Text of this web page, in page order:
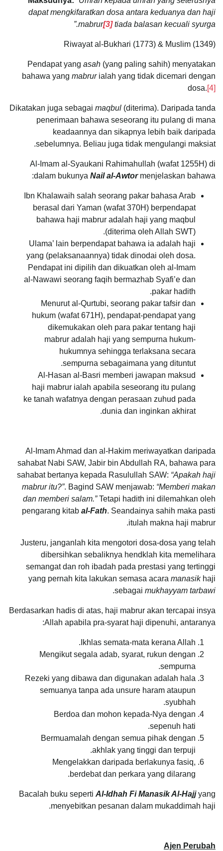
dapat mengkifaratkan dosa antara keduanya dan haji
mabrur[3]tiada balasan kecuali syurga.”
Riwayat al-Bukhari (1773) & Muslim (1349)
Pendapat yang asah (yang paling sahih) menyatakan
bahawa yang mabrurialah yang tidak dicemari dengan
dosa.[4]
Dikatakan juga sebagai maqbul (diterima). Daripada tanda
penerimaan bahawa seseorang itu pulang di mana
keadaannya dan sikapnya lebih baik daripada
sebelumnya. Beliau juga tidak mengulangi maksiat.
Al-Imam al-Syaukani Rahimahullah (wafat 1255H) di
dalam bukunya Nail al-Awtormenjelaskan bahawa:
Ibn Khalawaih salah seorang pakar bahasa Arab
berasal dari Yaman (wafat 370H) berpendapat
bahawa haji mabrur adalah haji yang maqbul
(diterima oleh Allah SWT).
Ulama’ lain berpendapat bahawa ia adalah haji
yang (pelaksanaannya) tidak dinodai oleh dosa.
Pendapat ini dipilih dan dikuatkan oleh al-Imam
al-Nawawi seorang faqih bermazhab Syafi’e dan
pakar hadith.
Menurut al-Qurtubi, seorang pakar tafsir dan
hukum (wafat 671H), pendapat-pendapat yang
dikemukakan oleh para pakar tentang haji
mabrur adalah haji yang sempurna hukum-
hukumnya sehingga terlaksana secara
sempurna sebagaimana yang dituntut.
Al-Hasan al-Basri memberi jawapan maksud
haji mabrur ialah apabila seseorang itu pulang
ke tanah wafatnya dengan perasaan zuhud pada
dunia dan inginkan akhirat.
Al-Imam Ahmad dan al-Hakim meriwayatkan daripada
sahabat Nabi SAW, Jabir bin Abdullah RA, bahawa para
sahabat bertanya kepada Rasulullah SAW: “Apakah haji
mabrur itu?”. Bagind SAW menjawab: “Memberi makan
dan memberi salam.”Tetapi hadith ini dilemahkan oleh
pengarang kitab al-Fath. Seandainya sahih maka pasti
itulah makna haji mabrur.
Justeru, janganlah kita mengotori dosa-dosa yang telah
dibersihkan sebaliknya hendklah kita memelihara
semangat dan roh ibadah pada prestasi yang tertinggi
yang pernah kita lakukan semasa acara manasikhaji
sebagai mukhayyam tarbawi
.
Berdasarkan hadis di atas, haji mabrur akan tercapai insya
Allah apabila pra-syarat haji dipenuhi, antaranya:
Ikhlas semata-mata kerana Allah.
Mengikut segala adab, syarat, rukun dengan
sempurna.
Rezeki yang dibawa dan digunakan adalah hala
semuanya tanpa ada unsure haram ataupun
syubhah.
Berdoa dan mohon kepada-Nya dengan
sepenuh hati.
Bermuamalah dengan semua pihak dengan
akhlak yang tinggi dan terpuji.
Mengelakkan daripada berlakunya fasiq,
berdebat dan perkara yang dilarang.
Bacalah buku seperti Al-Idhah Fi Manasik Al-Hajjyang
menyebitkan pesanan dalam mukaddimah haji.
Ajen Perubah